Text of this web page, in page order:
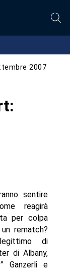
2007
sentire
reagirà
per colpa
rematch?
di
di Albany,
Ganzerli e